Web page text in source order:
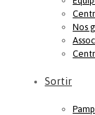
Nos
Sortir